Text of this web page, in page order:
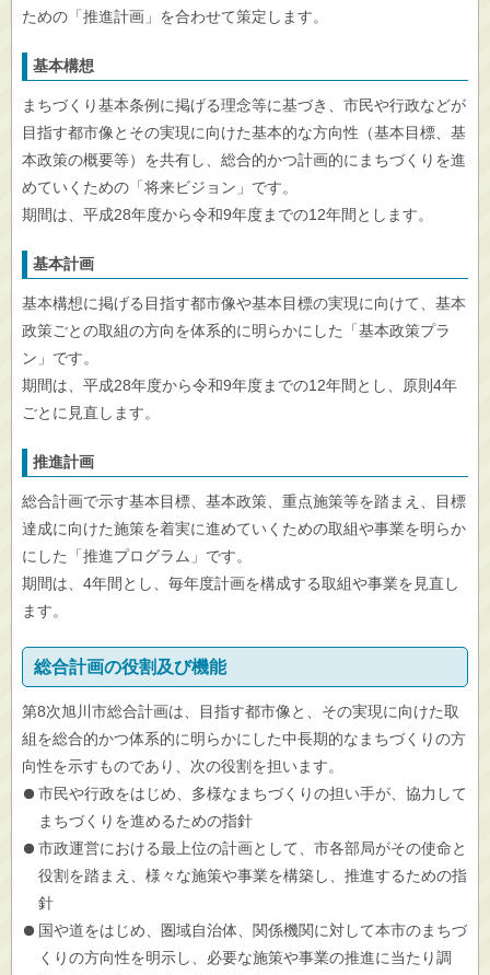
ための「推進計画」を合わせて策定します。
基本構想
まちづくり基本条例に掲げる理念等に基づき、市民や行政などが
目指す都市像とその実現に向けた基本的な方向性（基本目標、基
本政策の概要等）を共有し、総合的かつ計画的にまちづくりを進
めていくための「将来ビジョン」です。
期間は、平成28年度から令和9年度までの12年間とします。
基本計画
基本構想に掲げる目指す都市像や基本目標の実現に向けて、基本
政策ごとの取組の方向を体系的に明らかにした「基本政策プラ
ン」です。
期間は、平成28年度から令和9年度までの12年間とし、原則4年
ごとに見直します。
推進計画
総合計画で示す基本目標、基本政策、重点施策等を踏まえ、目標
達成に向けた施策を着実に進めていくための取組や事業を明らか
にした「推進プログラム」です。
期間は、4年間とし、毎年度計画を構成する取組や事業を見直し
ます。
総合計画の役割及び機能
第8次旭川市総合計画は、目指す都市像と、その実現に向けた取
組を総合的かつ体系的に明らかにした中長期的なまちづくりの方
向性を示すものであり、次の役割を担います。
市民や行政をはじめ、多様なまちづくりの担い手が、協力して
まちづくりを進めるための指針
市政運営における最上位の計画として、市各部局がその使命と
役割を踏まえ、様々な施策や事業を構築し、推進するための指
針
国や道をはじめ、圏域自治体、関係機関に対して本市のまちづ
くりの方向性を明示し、必要な施策や事業の推進に当たり調